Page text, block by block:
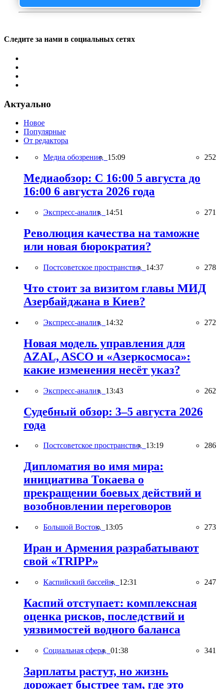
Следите за нами в социальных сетях
Актуально
Новое
Популярные
От редактора
Медиа обозрение, 15:09 252
Медиаобзор: С 16:00 5 августа до
16:00 6 августа 2026 года
Экспресс-анализ, 14:51 271
Революция качества на таможне
или новая бюрократия?
Постсоветское пространство, 14:37 278
Что стоит за визитом главы МИД
Азербайджана в Киев?
Экспресс-анализ, 14:32 272
Новая модель управления для
AZAL, ASCO и «Азеркосмоса»:
какие изменения несёт указ?
Экспресс-анализ, 13:43 262
Судебный обзор: 3–5 августа 2026
года
Постсоветское пространство, 13:19 286
Дипломатия во имя мира:
инициатива Токаева о
прекращении боевых действий и
возобновлении переговоров
Большой Восток, 13:05 273
Иран и Армения разрабатывают
свой «TRIPP»
Каспийский бассейн, 12:31 247
Каспий отступает: комплексная
оценка рисков, последствий и
уязвимостей водного баланса
Социальная сфера, 01:38 341
Зарплаты растут, но жизнь
дорожает быстрее там, где это